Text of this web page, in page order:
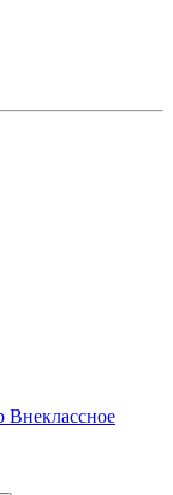
Внеклассное